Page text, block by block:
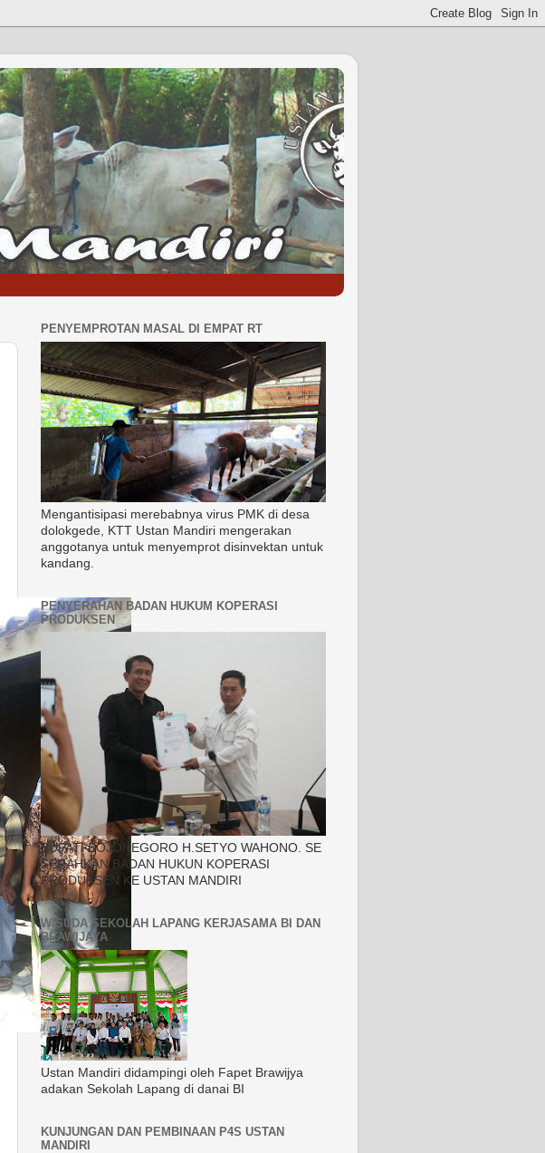
PENYEMPROTAN MASAL DI EMPAT RT
Mengantisipasi merebabnya virus PMK di desa
dolokgede, KTT Ustan Mandiri mengerakan
anggotanya untuk menyemprot disinvektan untuk
kandang.
PENYERAHAN BADAN HUKUM KOPERASI
PRODUKSEN
BUPATI BOJONEGORO H.SETYO WAHONO. SE
SERAHKAN BADAN HUKUN KOPERASI
PRODUKSEN KE USTAN MANDIRI
WISUDA SEKOLAH LAPANG KERJASAMA BI DAN
BRAWIJAYA
Ustan Mandiri didampingi oleh Fapet Brawijya
adakan Sekolah Lapang di danai BI
KUNJUNGAN DAN PEMBINAAN P4S USTAN
MANDIRI